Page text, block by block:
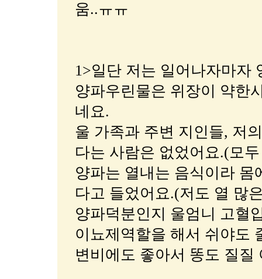
움..ㅠㅠ
1>일단 저는 일어나자마자
양파우린물은 위장이 약한
네요.
울 가족과 주변 지인들, 저
다는 사람은 없었어요.(모
양파는 열내는 음식이라
다고 들었어요.(저도 열 많
양파덕분인지 울엄니 고혈
이뇨제역할을 해서 쉬야도
변비에도 좋아서 똥도 질질